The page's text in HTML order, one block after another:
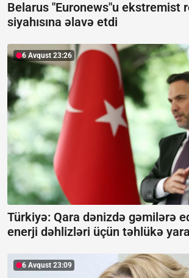
Belarus "Euronews"u ekstremist
siyahısına əlavə etdi
6 Avqust 23:26
Türkiyə: Qara dənizdə gəmilərə
enerji dəhlizləri üçün təhlükə
6 Avqust 23:09